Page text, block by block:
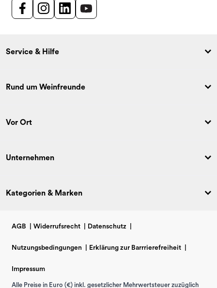
Service & Hilfe
Rund um Weinfreunde
Vor Ort
Unternehmen
Kategorien & Marken
AGB Widerrufsrecht Datenschutz
Nutzungsbedingungen Erklärung zur Barrrierefreiheit
Impressum
Alle Preise in Euro (€) inkl. gesetzlicher Mehrwertsteuer zuzüglich